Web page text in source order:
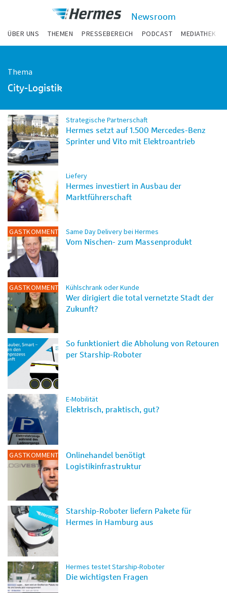
Newsroom
ÜBER UNS THEMEN PRESSEBEREICH PODCAST MEDIATHEK
Thema
City-Logistik
Strategische Partnerschaft
Hermes setzt auf 1.500 Mercedes-Benz
Sprinter und Vito mit Elektroantrieb
Liefery
Hermes investiert in Ausbau der
Marktführerschaft
GASTKOMMENTARSame Day Delivery bei Hermes
Vom Nischen- zum Massenprodukt
GASTKOMMENTARKühlschrank oder Kunde
Wer dirigiert die total vernetzte Stadt der
Zukunft?
So funktioniert die Abholung von Retouren
per Starship-Roboter
E-Mobilität
Elektrisch, praktisch, gut?
GASTKOMMENTAROnlinehandel benötigt
Logistikinfrastruktur
Starship-Roboter liefern Pakete für
Hermes in Hamburg aus
Hermes testet Starship-Roboter
Die wichtigsten Fragen